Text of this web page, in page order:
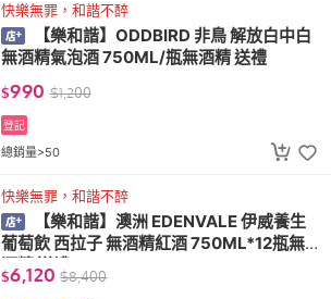
快樂無罪，和諧不醉
【樂和諧】ODDBIRD 非鳥 解放白中白
無酒精氣泡酒 750ML/瓶無酒精 送禮
$990 $1,200
總銷量>50
登記
快樂無罪，和諧不醉
【樂和諧】澳洲 EDENVALE 伊威養生
葡萄飲 西拉子 無酒精紅酒 750ML*12瓶無
酒精 送禮 VEGAN
$6,120 $8,400